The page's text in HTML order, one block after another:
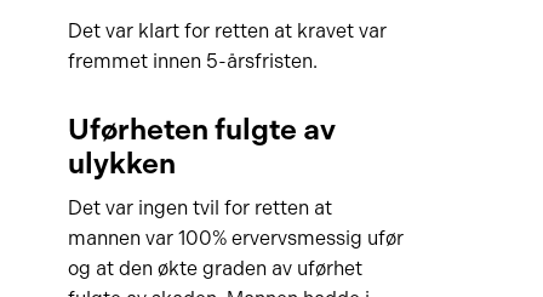
Det var klart for retten at kravet var
fremmet innen 5-årsfristen.
Uførheten fulgte av
ulykken
Det var ingen tvil for retten at
mannen var 100% ervervsmessig ufør
og at den økte graden av uførhet